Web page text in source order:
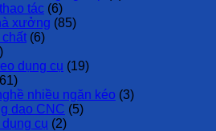
tác (6)
xưởng (85)
(6)
dụng cụ (19)
nhiều ngăn kéo (3)
dao CNC (5)
cụ (2)